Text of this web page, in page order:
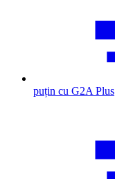
puțin cu G2A Plus